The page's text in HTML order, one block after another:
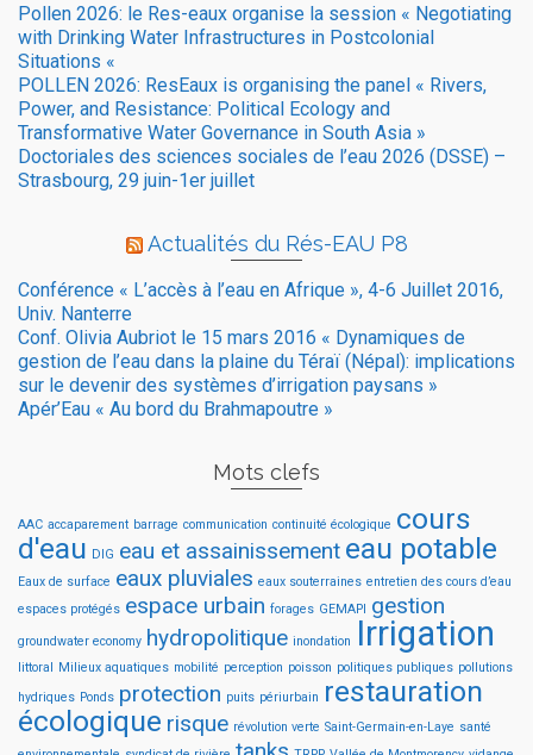
Pollen 2026: le Res-eaux organise la session « Negotiating
with Drinking Water Infrastructures in Postcolonial
Situations «
POLLEN 2026: ResEaux is organising the panel « Rivers,
Power, and Resistance: Political Ecology and
Transformative Water Governance in South Asia »
Doctoriales des sciences sociales de l’eau 2026 (DSSE) –
Strasbourg, 29 juin-1er juillet
Actualités du Rés-EAU P8
Conférence « L’accès à l’eau en Afrique », 4-6 Juillet 2016,
Univ. Nanterre
Conf. Olivia Aubriot le 15 mars 2016 « Dynamiques de
gestion de l’eau dans la plaine du Téraï (Népal): implications
sur le devenir des systèmes d’irrigation paysans »
Apér’Eau « Au bord du Brahmapoutre »
Mots clefs
AAC accaparement barrage communication continuité écologique cours
d'eau DIG eau et assainissement eau potable
Eaux de surface eaux pluviales eaux souterraines entretien des cours d’eau
espaces protégés espace urbain forages GEMAPI gestion
groundwater economy hydropolitique inondation Irrigation
littoral Milieux aquatiques mobilité perception poisson politiques publiques pollutions
hydriques Ponds protection puits périurbain restauration
écologique risque révolution verte Saint-Germain-en-Laye santé